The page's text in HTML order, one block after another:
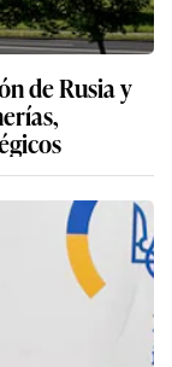
de Rusia y